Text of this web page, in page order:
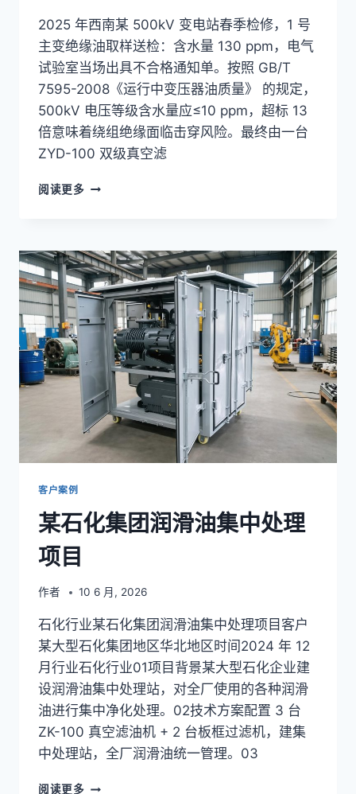
指
南
2025 年西南某 500kV 变电站春季检修，1 号
主变绝缘油取样送检：含水量 130 ppm，电气
试验室当场出具不合格通知单。按照 GB/T
7595-2008《运行中变压器油质量》 的规定，
500kV 电压等级含水量应≤10 ppm，超标 13
倍意味着绕组绝缘面临击穿风险。最终由一台
ZYD-100 双级真空滤
阅读更多 双
滤
油
机
脱
水
原
全
解
析：
含
水
看
级
真
空
分
离
工
艺
细
节
客户案例
某石化集团润滑油集中处理
项目
作者 10 6 月, 2026
石化行业某石化集团润滑油集中处理项目客户
某大型石化集团地区华北地区时间2024 年 12
月行业石化行业01项目背景某大型石化企业建
设润滑油集中处理站，对全厂使用的各种润滑
油进行集中净化处理。02技术方案配置 3 台
ZK-100 真空滤油机 + 2 台板框过滤机，建集
中处理站，全厂润滑油统一管理。03
阅读更多 某